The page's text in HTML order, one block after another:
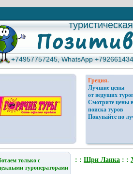
+74957757245, WhatsApp
+74957757245, WhatsApp
Греция.
Лучшие цены
от ведущих
Смотрите цены
поиска туров
Покупайте по
только с
туроператорами
: : Шри Ланка : :